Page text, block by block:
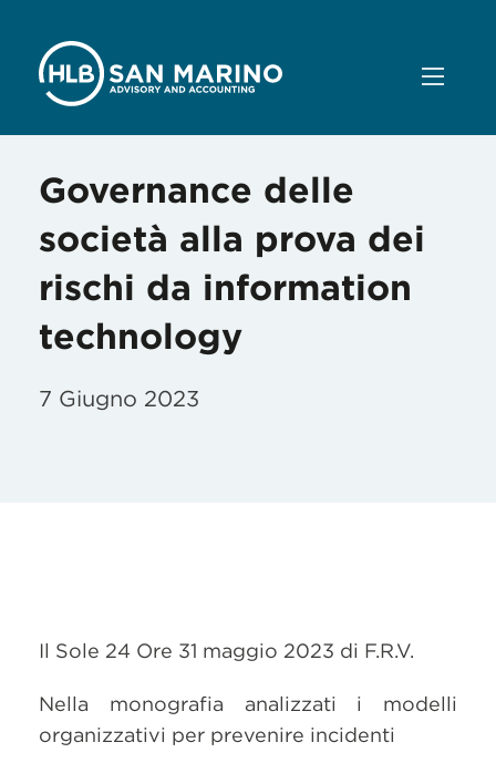
Governance delle
società alla prova dei
rischi da information
technology
7 Giugno 2023
Il Sole 24 Ore 31 maggio 2023 di F.R.V.
Nella monografia analizzati i modelli
organizzativi per prevenire incidenti